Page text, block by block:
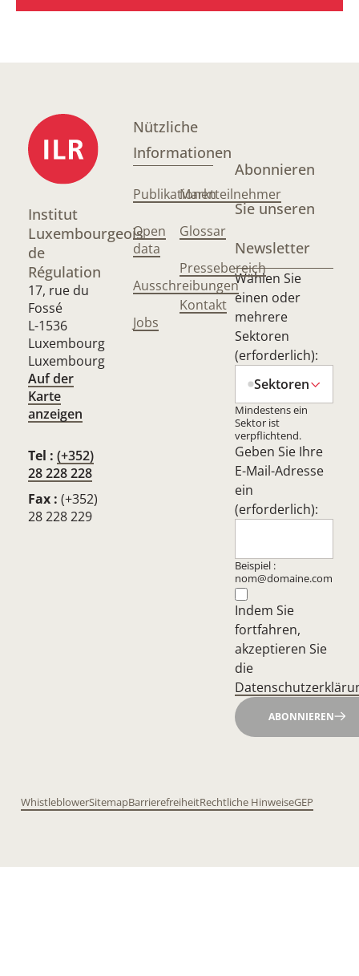
Institut
Luxembourgeois
de
Régulation
17, rue du
Fossé
L-1536
Luxembourg
Luxembourg
Auf der
Karte
anzeigen
Tel : (+352)
28 228 228
Fax : (+352)
28 228 229
Nützliche
Informationen
Publikationen
Open
data
Ausschreibungen
Jobs
Marktteilnehmer
Glossar
Pressebereich
Kontakt
Abonnieren
Sie unseren
Newsletter
Wählen Sie
einen oder
mehrere
Sektoren
(erforderlich):
Sektoren
Mindestens ein
Sektor ist
verpflichtend.
Geben Sie Ihre
E-Mail-Adresse
ein
(erforderlich):
Beispiel :
nom@domaine.com
Indem Sie
fortfahren,
akzeptieren Sie
die
ABONNIEREN
WhistleblowerSitemapBarrierefreiheitRechtliche HinweiseGEP